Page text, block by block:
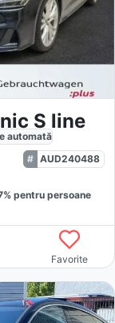
S line
automată
AUD240488
% pentru persoane
Favorite